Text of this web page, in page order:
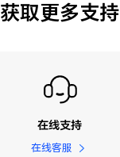
获取更多支持
在线支持
在线客服